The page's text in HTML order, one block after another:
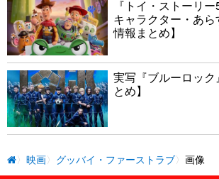
『トイ・ストーリ
キャラクター・あ
情報まとめ】
実写『ブルーロック
とめ】
映画 グッバイ・ファーストラブ 画像